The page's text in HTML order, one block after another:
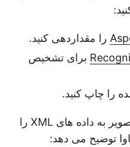
را مقداردهی کنید.
برای تشخیص
نمونه کد زیر نحوه تبدیل یک تصویر به داده های XML را
توضیح می دهد: